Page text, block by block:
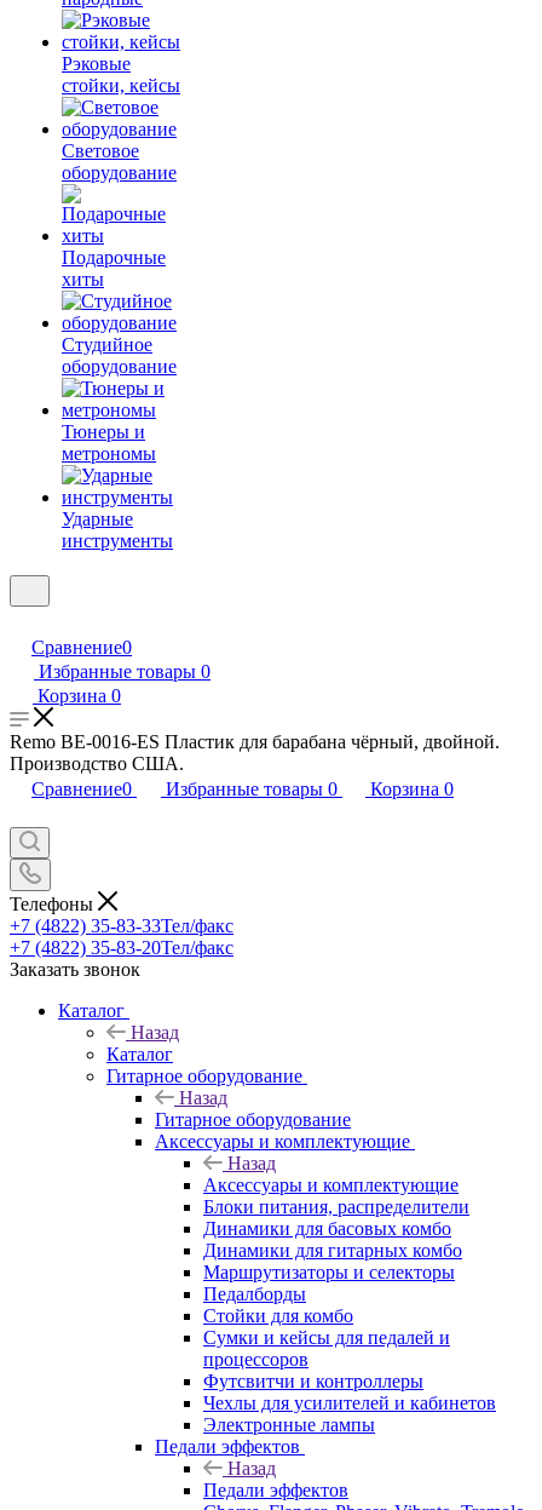
Рэковые
стойки, кейсы
Световое
оборудование
Подарочные
хиты
Студийное
оборудование
Тюнеры и
метрономы
Ударные
инструменты
Сравнение0
Избранные товары 0
Корзина 0
Remo BE-0016-ES Пластик для барабана чёрный, двойной.
Производство США.
Сравнение0 Избранные товары 0 Корзина 0
Телефоны
+7 (4822) 35-83-33Тел/факс
+7 (4822) 35-83-20Тел/факс
Заказать звонок
Каталог
Назад
Каталог
Гитарное оборудование
Назад
Гитарное оборудование
Аксессуары и комплектующие
Назад
Аксессуары и комплектующие
Блоки питания, распределители
Динамики для басовых комбо
Динамики для гитарных комбо
Маршрутизаторы и селекторы
Педалборды
Стойки для комбо
Сумки и кейсы для педалей и
процессоров
Футсвитчи и контроллеры
Чехлы для усилителей и кабинетов
Электронные лампы
Педали эффектов
Назад
Педали эффектов